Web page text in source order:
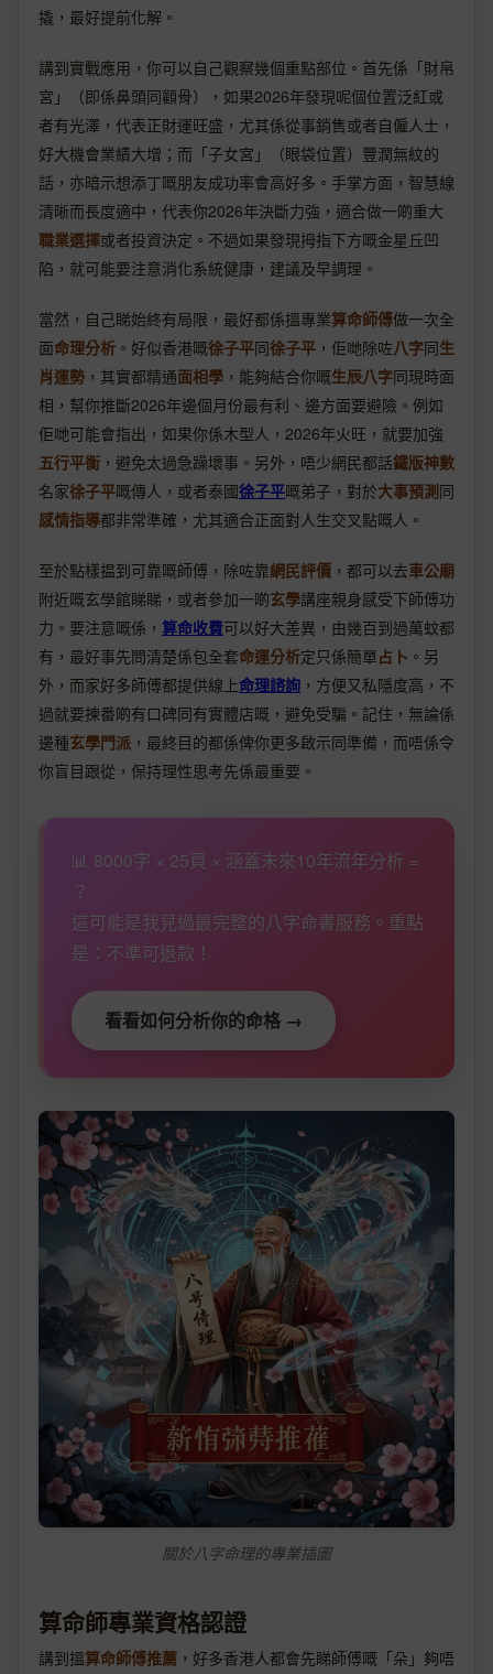
撬，最好提前化解。
講到實戰應用，你可以自己觀察幾個重點部位。首先係「財帛
宮」（即係鼻頭同顴骨），如果2026年發現呢個位置泛紅或
者有光澤，代表正財運旺盛，尤其係從事銷售或者自僱人士，
好大機會業績大增；而「子女宮」（眼袋位置）豐潤無紋的
話，亦暗示想添丁嘅朋友成功率會高好多。手掌方面，智慧線
清晰而長度適中，代表你2026年決斷力強，適合做一啲重大
職業選擇或者投資決定。不過如果發現拇指下方嘅金星丘凹
陷，就可能要注意消化系統健康，建議及早調理。
當然，自己睇始終有局限，最好都係搵專業算命師傅做一次全
面命理分析 。好似香港嘅徐子平同徐子平 ，佢哋除咗八字同生
肖運勢 ，其實都精通面相學 ，能夠結合你嘅生辰八字同現時面
相，幫你推斷2026年邊個月份最有利、邊方面要避險。例如
佢哋可能會指出，如果你係木型人，2026年火旺，就要加強
五行平衡 ，避免太過急躁壞事。另外，唔少網民都話鐵版神數
名家徐子平嘅傳人，或者泰國徐子平嘅弟子，對於大事預測同
感情指導都非常準確，尤其適合正面對人生交叉點嘅人。
至於點樣揾到可靠嘅師傅，除咗靠網民評價 ，都可以去車公廟
附近嘅玄學館睇睇，或者參加一啲玄學講座親身感受下師傅功
力。要注意嘅係， 算命收費可以好大差異，由幾百到過萬蚊都
有，最好事先問清楚係包全套命運分析定只係簡單占卜 。另
外，而家好多師傅都提供線上命理諮詢 ，方便又私隱度高，不
過就要揀番啲有口碑同有實體店嘅，避免受騙。記住，無論係
邊種玄學門派 ，最終目的都係俾你更多啟示同準備，而唔係令
你盲目跟從，保持理性思考先係最重要。
📊 8000字 × 25頁 × 涵蓋未來10年流年分析 =
？
這可能是我見過最完整的八字命書服務。重點
是：不準可退款！
看看如何分析你的命格 →
關於八字命理的專業插圖
算命師專業資格認證
講到搵算命師傅推薦 ，好多香港人都會先睇師傅嘅「朵」夠唔